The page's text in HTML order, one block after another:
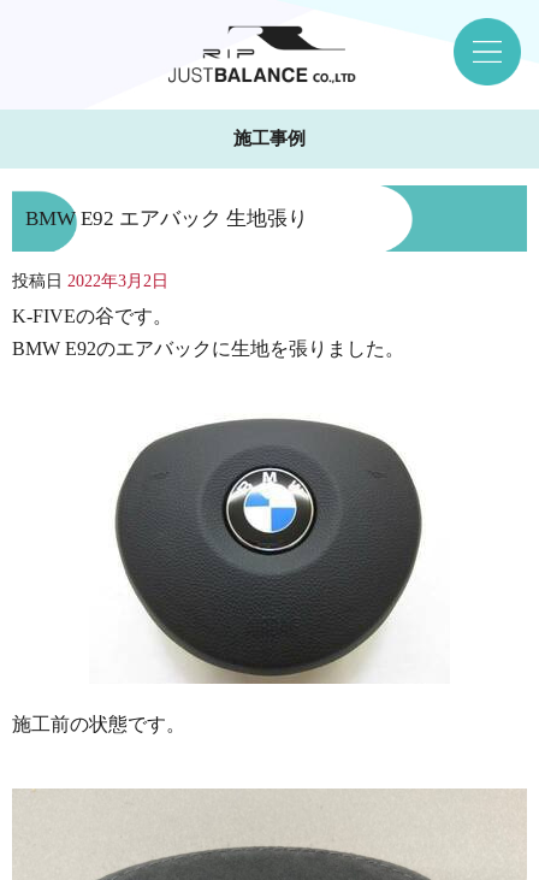
施工事例
BMW E92 エアバック 生地張り
投稿日 2022年3月2日
K-FIVEの谷です。
BMW E92のエアバックに生地を張りました。
施工前の状態です。